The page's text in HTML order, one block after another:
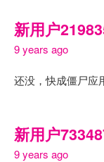
新用户
9 years ago
还没，快成僵尸应
新用户
9 years ago